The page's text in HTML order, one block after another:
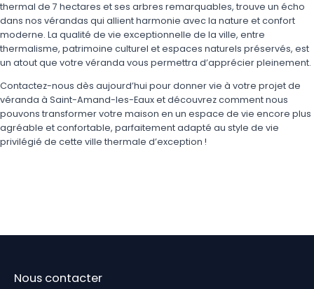
thermal de 7 hectares et ses arbres remarquables, trouve un écho
dans nos vérandas qui allient harmonie avec la nature et confort
moderne. La qualité de vie exceptionnelle de la ville, entre
thermalisme, patrimoine culturel et espaces naturels préservés, est
un atout que votre véranda vous permettra d’apprécier pleinement.
Contactez-nous dès aujourd’hui pour donner vie à votre projet de
véranda à Saint-Amand-les-Eaux et découvrez comment nous
pouvons transformer votre maison en un espace de vie encore plus
agréable et confortable, parfaitement adapté au style de vie
privilégié de cette ville thermale d’exception !
Nous contacter